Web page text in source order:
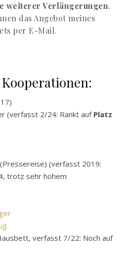
weiterer Verlängerungen.
das Angebot meines
per E-Mail.
(verfasst 2/24: Rankt auf Platz
(verfasst 2019:
trotz sehr hohem
verfasst 7/22: Noch auf